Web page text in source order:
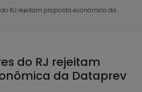
do RJ rejeitam proposta econômica da
do RJ rejeitam
da Dataprev